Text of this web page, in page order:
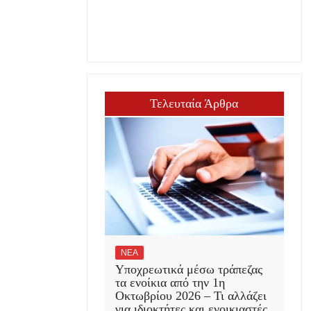
Τελευταία Άρθρα
ΝΕΑ
Υποχρεωτικά μέσω τράπεζας
τα ενοίκια από την 1η
Οκτωβρίου 2026 – Τι αλλάζει